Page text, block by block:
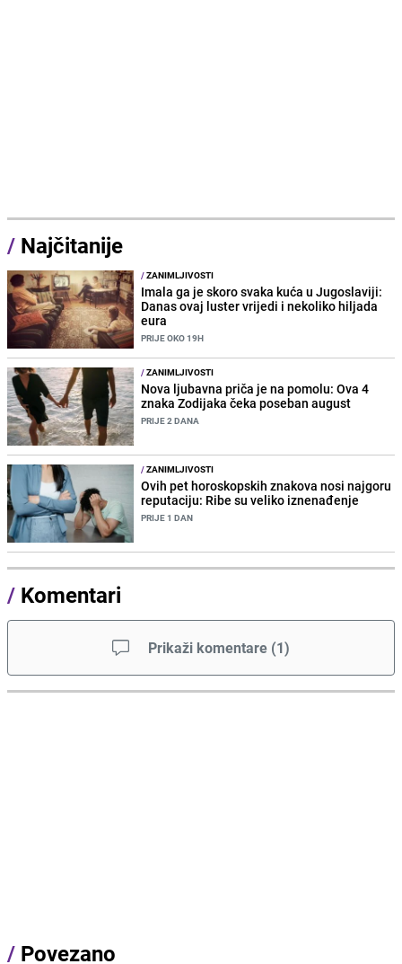
/ Najčitanije
/ZANIMLJIVOSTI
Imala ga je skoro svaka kuća u Jugoslaviji:
Danas ovaj luster vrijedi i nekoliko hiljada
eura
PRIJE OKO 19H
/ZANIMLJIVOSTI
Nova ljubavna priča je na pomolu: Ova 4
znaka Zodijaka čeka poseban august
PRIJE 2 DANA
/ZANIMLJIVOSTI
Ovih pet horoskopskih znakova nosi najgoru
reputaciju: Ribe su veliko iznenađenje
PRIJE 1 DAN
/ Komentari
Prikaži komentare (1)
/ Povezano